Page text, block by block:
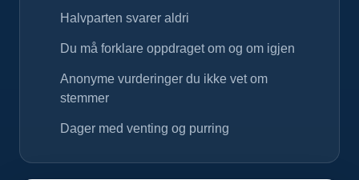
Halvparten svarer aldri
Du må forklare oppdraget om og om igjen
Anonyme vurderinger du ikke vet om
stemmer
Dager med venting og purring